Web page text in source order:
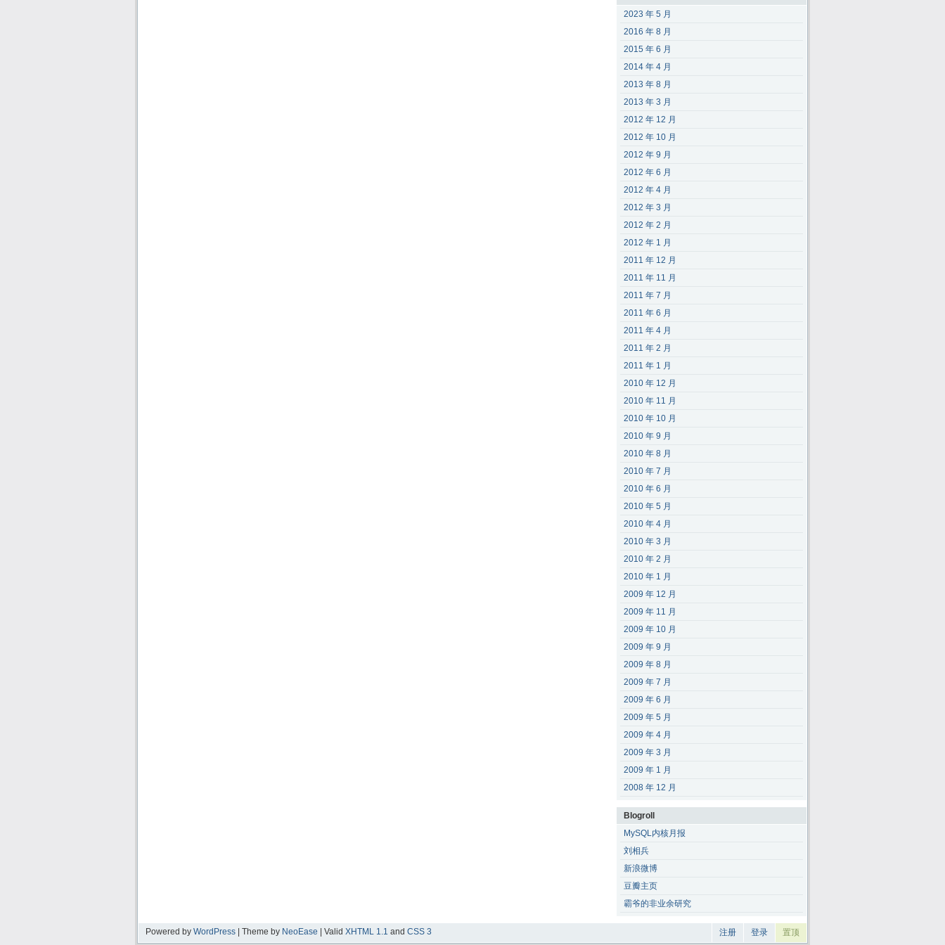
2023 年 5 月
2016 年 8 月
2015 年 6 月
2014 年 4 月
2013 年 8 月
2013 年 3 月
2012 年 12 月
2012 年 10 月
2012 年 9 月
2012 年 6 月
2012 年 4 月
2012 年 3 月
2012 年 2 月
2012 年 1 月
2011 年 12 月
2011 年 11 月
2011 年 7 月
2011 年 6 月
2011 年 4 月
2011 年 2 月
2011 年 1 月
2010 年 12 月
2010 年 11 月
2010 年 10 月
2010 年 9 月
2010 年 8 月
2010 年 7 月
2010 年 6 月
2010 年 5 月
2010 年 4 月
2010 年 3 月
2010 年 2 月
2010 年 1 月
2009 年 12 月
2009 年 11 月
2009 年 10 月
2009 年 9 月
2009 年 8 月
2009 年 7 月
2009 年 6 月
2009 年 5 月
2009 年 4 月
2009 年 3 月
2009 年 1 月
2008 年 12 月
Blogroll
MySQL内核月报
刘相兵
新浪微博
豆瓣主页
霸爷的非业余研究
Powered by WordPress | Theme by NeoEase | Valid XHTML 1.1 and CSS 3 注册 登录 置顶